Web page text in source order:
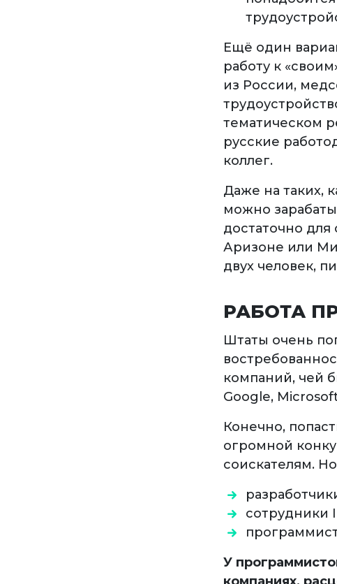
Ещё один
работу к
из России,
тематическом
русские
коллег.
Даже на таких,
можно
достаточно
Аризоне или
двух человек,
РАБОТА
Штаты очень
компаний, чей
Google,
Конечно,
огромной
соискателям.
сотрудники
У